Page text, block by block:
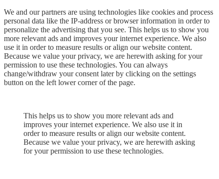
We and our partners are using technologies like cookies and process
personal data like the IP-address or browser information in order to
personalize the advertising that you see. This helps us to show you
more relevant ads and improves your internet experience. We also
use it in order to measure results or align our website content.
Because we value your privacy, we are herewith asking for your
permission to use these technologies. You can always
change/withdraw your consent later by clicking on the settings
button on the left lower corner of the page.
This helps us to show you more relevant ads and
improves your internet experience. We also use it in
order to measure results or align our website content.
Because we value your privacy, we are herewith asking
for your permission to use these technologies.